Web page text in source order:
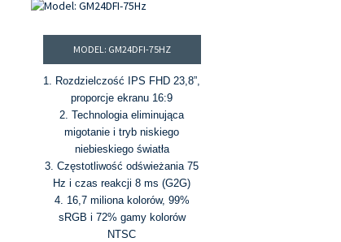
MODEL: GM24DFI-75HZ
1. Rozdzielczość IPS FHD 23,8”,
proporcje ekranu 16:9
2. Technologia eliminująca
migotanie i tryb niskiego
niebieskiego światła
3. Częstotliwość odświeżania 75
Hz i czas reakcji 8 ms (G2G)
4. 16,7 miliona kolorów, 99%
sRGB i 72% gamy kolorów
NTSC